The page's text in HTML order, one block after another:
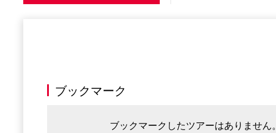
ブックマーク
ブックマークしたツアーはありません。